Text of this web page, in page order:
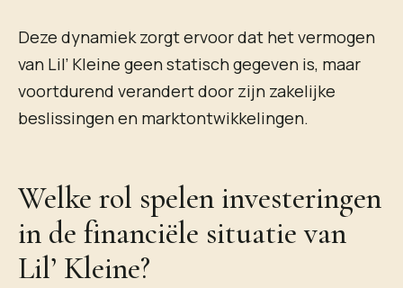
Deze dynamiek zorgt ervoor dat het vermogen
van Lil’ Kleine geen statisch gegeven is, maar
voortdurend verandert door zijn zakelijke
beslissingen en marktontwikkelingen.
Welke rol spelen investeringen
in de financiële situatie van
Lil’ Kleine?